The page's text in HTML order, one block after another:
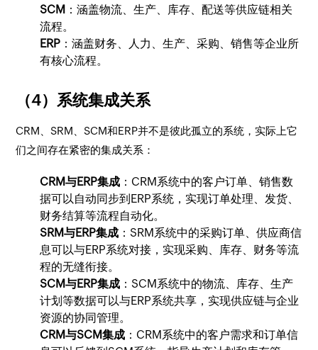
SCM ：涵盖物流、生产、库存、配送等供应链相关
流程。
ERP ：涵盖财务、人力、生产、采购、销售等企业所
有核心流程。
（4）系统集成关系
CRM、SRM、SCM和ERP并不是彼此孤立的系统，实际上它
们之间存在紧密的集成关系：
CRM与ERP集成 ：CRM系统中的客户订单、销售数
据可以自动同步到ERP系统，实现订单处理、发货、
财务结算等流程自动化。
SRM与ERP集成 ：SRM系统中的采购订单、供应商信
息可以与ERP系统对接，实现采购、库存、财务等流
程的无缝衔接。
SCM与ERP集成 ：SCM系统中的物流、库存、生产
计划等数据可以与ERP系统共享，实现供应链与企业
资源的协同管理。
CRM与SCM集成 ：CRM系统中的客户需求和订单信